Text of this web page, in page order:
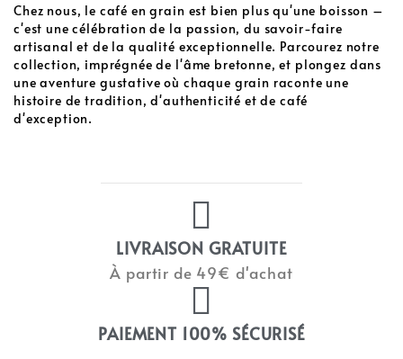
Chez nous, le café en grain est bien plus qu'une boisson –
c'est une célébration de la passion, du savoir-faire
artisanal et de la qualité exceptionnelle. Parcourez notre
collection, imprégnée de l'âme bretonne, et plongez dans
une aventure gustative où chaque grain raconte une
histoire de tradition, d'authenticité et de café
d'exception.
LIVRAISON GRATUITE
À partir de 49€ d'achat
PAIEMENT 100% SÉCURISÉ